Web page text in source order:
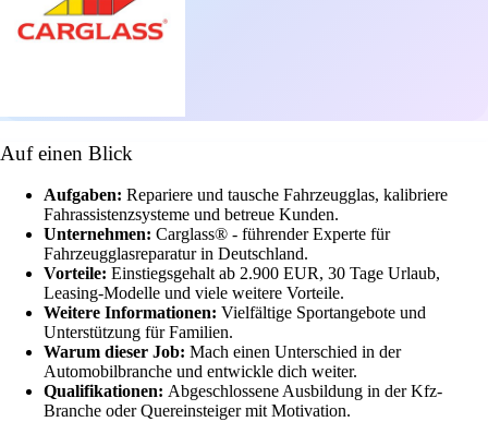
Auf einen Blick
Aufgaben: Repariere und tausche Fahrzeugglas, kalibriere
Fahrassistenzsysteme und betreue Kunden.
Unternehmen: Carglass® - führender Experte für
Fahrzeugglasreparatur in Deutschland.
Vorteile: Einstiegsgehalt ab 2.900 EUR, 30 Tage Urlaub,
Leasing-Modelle und viele weitere Vorteile.
Weitere Informationen: Vielfältige Sportangebote und
Unterstützung für Familien.
Warum dieser Job: Mach einen Unterschied in der
Automobilbranche und entwickle dich weiter.
Qualifikationen: Abgeschlossene Ausbildung in der Kfz-
Branche oder Quereinsteiger mit Motivation.